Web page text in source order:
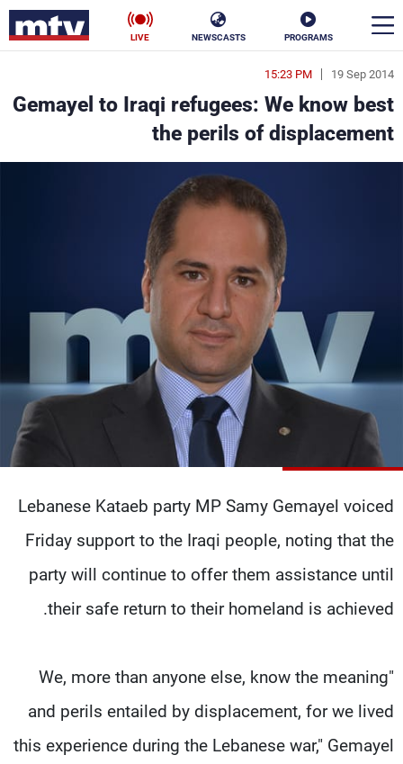
PROGRAMS
NEWSCASTS
LIVE
19 Sep 2014
15:23 PM
Gemayel to Iraqi refugees: We know best
the perils of displacement
Lebanese Kataeb party MP Samy Gemayel voiced
Friday support to the Iraqi people, noting that the
party will continue to offer them assistance until
their safe return to their homeland is achieved.
"We, more than anyone else, know the meaning
and perils entailed by displacement, for we lived
this experience during the Lebanese war," Gemayel
en
الأخبار
سياسة ناس
فن
رياضة
البرامج
جدول البرامج
شاهد البرامج
الترددات
عن MTV
لاعلاناتكم
وظائف
شروط الإسـتخدام